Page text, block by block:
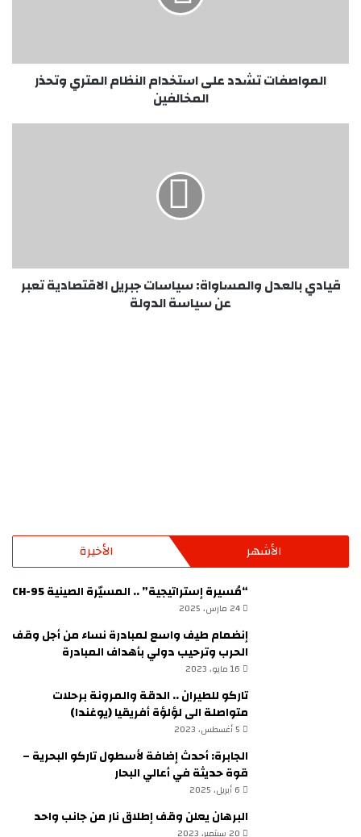
المواصفات تشدد على استخدام النظام المتري وتحذر
المخالفين
سياسة
الدولة
قيادي بالعدل والمساواة: سياسات جبريل الاقتصادية تعبر
عن سياسة الدولة
الأشهر الأخيرة
“مُسيرة إستراتيجية” .. المسيّرة الصينية CH-95
24 مارس، 2025
إنضمام طيف واسع لمبادرة نساء من أجل وقف
الحرب وترحيب دولي بأهداف المبادرة
16 مايو، 2023
تاركو للطيران .. الدقة والمرونة برحلات
متواصلة الى لؤلؤة أفريقيا (يوغندا)
5 أغسطس، 2023
الجابرة: أحدث إضافة لأسطول تاركو البحرية –
قوة حديثة في أعالي البحار
6 أبريل، 2025
البرهان يعلن وقف إطلاق نار من جانب واحد